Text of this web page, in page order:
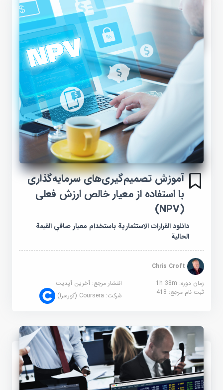
آموزش تصمیم‌گیری‌های سرمایه‌گذاری
با استفاده از معیار خالص ارزش فعلی
دانلود القرارات الاستثمارية باستخدام معيار صافي القيمة
الحالية
Chris Croft
زمان دوره: 1h 38m
انتشار مرجع:آخرین آپدیت
ثبت نام مرجع:418 شرکت:Coursera (کورسرا)